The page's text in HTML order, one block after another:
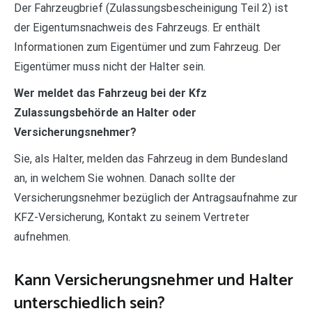
Der Fahrzeugbrief (Zulassungsbescheinigung Teil 2) ist
der Eigentumsnachweis des Fahrzeugs. Er enthält
Informationen zum Eigentümer und zum Fahrzeug. Der
Eigentümer muss nicht der Halter sein.
Wer meldet das Fahrzeug bei der Kfz
Zulassungsbehörde an Halter oder
Versicherungsnehmer?
Sie, als Halter, melden das Fahrzeug in dem Bundesland
an, in welchem Sie wohnen. Danach sollte der
Versicherungsnehmer bezüglich der Antragsaufnahme zur
KFZ-Versicherung, Kontakt zu seinem Vertreter
aufnehmen.
Kann Versicherungsnehmer und Halter
unterschiedlich sein?